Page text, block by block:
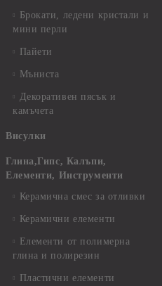
Брокати, ледени кристали и
мини перли
Пайети
Мъниста
Декоративен пясък и
камъчета
Висулки
Глина,Гипс, Калъпи,
Елементи, Инструменти
Керамична смес за отливки
Керамични елементи
Елементи от полимерна
глина и полирезин
Пластични елементи